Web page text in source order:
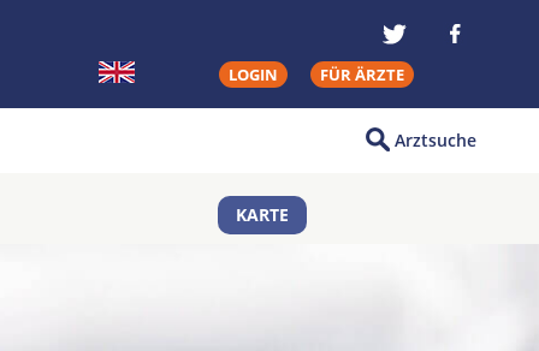
LOGIN FÜR ÄRZTE
Arztsuche
KARTE